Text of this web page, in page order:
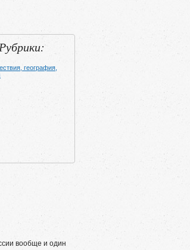
Рубрики:
география,
вообще и один